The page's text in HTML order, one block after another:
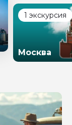
1 экскурсия
Москва